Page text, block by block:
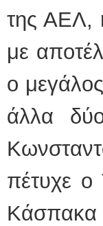
της ΑΕΛ,
με
ο
άλλα
πέτυχε ο
Κάσπακα